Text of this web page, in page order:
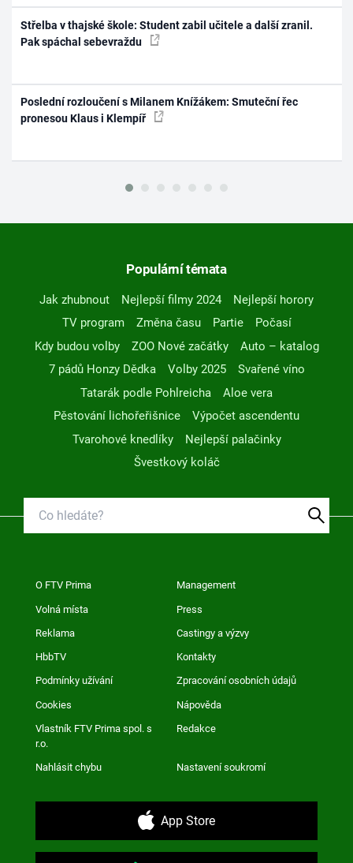
Střelba v thajské škole: Student zabil učitele a další zranil.
Pak spáchal sebevraždu
Poslední rozloučení s Milanem Knížákem: Smuteční řec
pronesou Klaus i Klempíř
Populární témata
Jak zhubnout Nejlepší filmy 2024
Nejlepší horory
TV program
Změna času Partie
Počasí
Kdy budou volby
ZOO Nové začátky
Auto – katalog
7 pádů Honzy Dědka
Volby 2025
Svařené víno
Tatarák podle Pohlreicha
Aloe vera
Pěstování lichořeřišnice
Výpočet ascendentu
Tvarohové knedlíky
Nejlepší palačinky
Švestkový koláč
O FTV Prima Management
Volná místa Press
Reklama Castingy a výzvy
HbbTV Kontakty
Podmínky užívání Zpracování osobních údajů
Cookies Nápověda
Vlastník FTV Prima spol. s
r.o.
Redakce
Nahlásit chybu Nastavení soukromí
App Store